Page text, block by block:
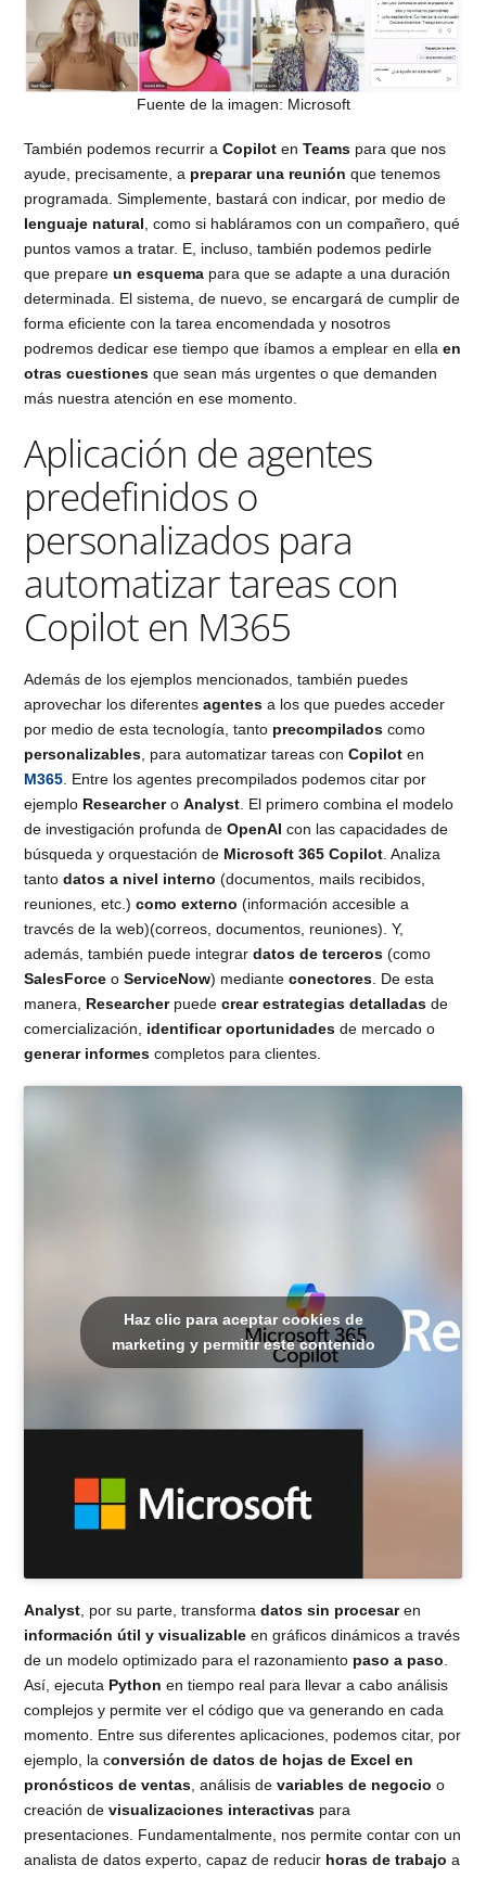
Fuente de la imagen: Microsoft
También podemos recurrir aCopilotenTeams para que nos
ayude, precisamente, a preparar una reunión que tenemos
programada. Simplemente, bastará con indicar, por medio de
lenguaje natural, como si habláramos con un compañero, qué
puntos vamos a tratar. E, incluso, también podemos pedirle
que prepareun esquema para que se adapte a una duración
determinada. El sistema, de nuevo, se encargará de cumplir de
forma eficiente con la tarea encomendada y nosotros
podremos dedicar ese tiempo que íbamos a emplear en ellaen
otras cuestiones que sean más urgentes o que demanden
más nuestra atención en ese momento.
Aplicación de agentes
predefinidos o
personalizados para
automatizar tareas con
Copilot en M365
Además de los ejemplos mencionados, también puedes
aprovechar los diferentesagentes a los que puedes acceder
por medio de esta tecnología, tanto precompilados como
personalizables , para automatizar tareas conCopilot en
M365 . Entre los agentes precompilados podemos citar por
ejemplo ResearcheroAnalyst . El primero combina el modelo
de investigación profunda deOpenAI con las capacidades de
búsqueda y orquestación de Microsoft 365 Copilot . Analiza
tantodatos a nivel interno (documentos, mails recibidos,
reuniones, etc.)como externo (información accesible a
travcés de la web)(correos, documentos, reuniones). Y,
además, también puede integrardatos de terceros (como
SalesForceoServiceNow) medianteconectores . De esta
manera,
Researcher puedecrear estrategias detalladas de
comercialización, identificar oportunidades de mercado o
generar informescompletos para clientes.
Haz clic para aceptar cookies de
marketing y permitir este contenido
Analyst , por su parte, transformadatos sin procesaren
información útil y visualizable en gráficos dinámicos a través
de un modelo optimizado para el razonamiento paso a paso
Así, ejecuta Python en tiempo real para llevar a cabo análisis
complejos y permite ver el código que va generando en cada
momento. Entre sus diferentes aplicaciones, podemos citar, por
ejemplo, la conversión de datos de hojas de Excel en
pronósticos de ventas , análisis devariables de negocio o
creación devisualizaciones interactivas para
presentaciones. Fundamentalmente, nos permite contar con un
analista de datos experto, capaz de reducir horas de trabajo a